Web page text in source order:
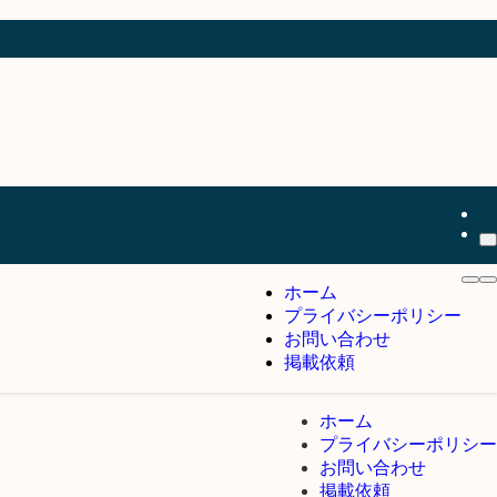
ホーム
プライバシーポリシー
お問い合わせ
掲載依頼
ホーム
プライバシーポリシー
お問い合わせ
掲載依頼